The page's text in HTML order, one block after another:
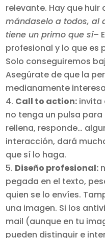
relevante. Hay que
mándaselo a todos, al
tiene un primo que sí–
profesional y lo que es
Solo conseguiremos
Asegúrate de que la
medianamente
Call to action: invita
no tenga un pulsa
rellena, responde…
interacción, dará
que sí lo haga.
Diseño profesional:
pegada en el texto,
quien se lo envíes.
una imagen. Si los
mail (aunque en tu
pueden distinguir e